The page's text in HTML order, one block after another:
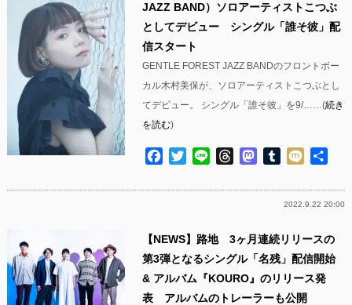
JAZZ BAND）ソロアーティストこつぶ
としてデビュー シングル「誰そ彼」配
信スタート
GENTLE FOREST JAZZ BANDのフロントボー
カル木村美保が、ソロアーティストこつぶとし
てデビュー。 シングル「誰そ彼」を9/……(続き
を読む)
Facebook
TwitterLine ThreadsMastodon
Tumblr
Mixi
2022.9.22 20:00
【NEWS】路地 3ヶ月連続リリースの
第3弾となるシングル「名残」配信開始
& アルバム『KOURO』のリリース発
表 アルバムのトレーラーも公開